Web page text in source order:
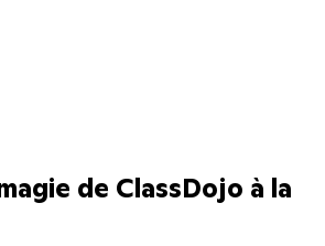
de ClassDojo à la